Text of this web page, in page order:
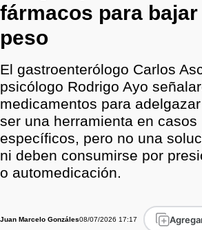
fármacos para bajar
peso
El gastroenterólogo Carlos
psicólogo Rodrigo Ayo
medicamentos para
ser una herramienta en casos
específicos, pero no una
ni deben consumirse por
o automedicación.
Juan Marcelo Gonzáles08/07/2026 17:17